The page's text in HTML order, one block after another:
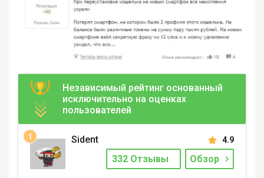
Независимый рейтинг основанный
исключительно на оценках
пользователей
Sident 4.9
332 Отзывы Обзор